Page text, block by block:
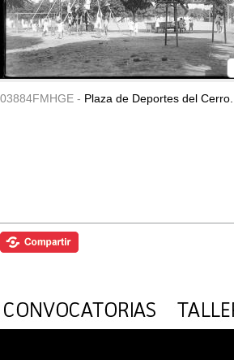
03884FMHGE - Plaza de Deportes del Cerro.